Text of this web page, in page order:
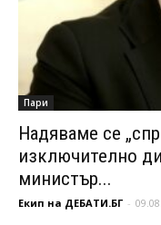
Пари
Надяваме се
изключително
министър...
Екип на ДЕБАТИ.БГ -